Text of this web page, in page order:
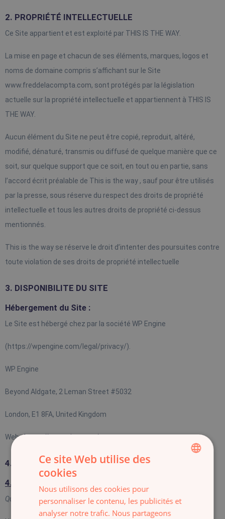
2. PROPRIÉTÉ INTELLECTUELLE
Ce Site appartient et est exploité par THIS IS THE WAY.
La mise en page et chacun de ses éléments, marques, logos et
noms de domaine compris s’affichant sur le Site
www.freddelacompta.com, sont protégés par la législation
actuelle sur la propriété intellectuelle et appartiennent à THIS IS
THE WAY.
Aucun élément du Site ne peut être copié, reproduit, altéré,
modifié, dénaturé, transmis ou diffusé de quelque manière que ce
soit, sur quelque support que ce soit, en tout ou en partie, sans
l’accord écrit préalable de This is the way , sauf pour être utilisés
par la presse, sous réserve du respect des droits de propriété
intellectuelle et tous les autres droits de propriété ci-dessus
mentionnés.
This is the way se réserve le droit d’intenter des poursuites contre
toute violation de ses droits de propriété intellectuelle
3. DISPONIBILITE DU SITE
Hébergement du Site :
Le Site est hébergé chez par la société WP Engine
(https://wpengine.com/legal/privacy/).
WP Engine
Beyond Aldgate, 2 Leman Street #5032
London, E1 8FA, United Kingdom
Web : https://wpengine.com/
4. COOKIES
4.1
Qu’est-ce qu’un cookie ?
Ce site Web utilise des
cookies
Nous utilisons des cookies pour
personnaliser le contenu, les publicités et
analyser notre trafic. Nous partageons